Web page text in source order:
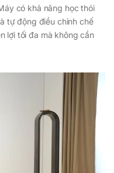
có khả năng học thói
tự động điều chỉnh chế
lợi tối đa mà không cần